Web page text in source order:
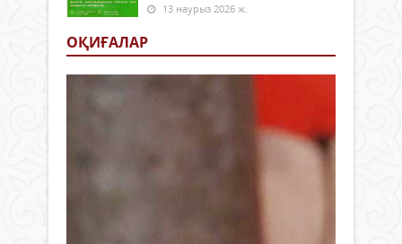
13 наурыз 2026 ж.
ОҚИҒАЛАР